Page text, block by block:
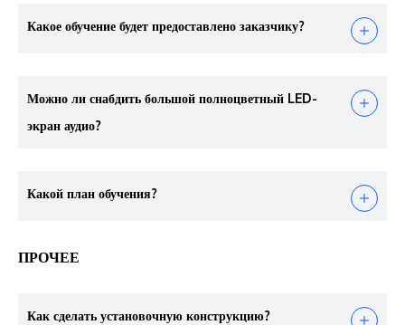
Какое обучение будет предоставлено заказчику?
Можно ли снабдить большой полноцветный LED-
экран аудио?
Какой план обучения?
ПРОЧЕЕ
Как сделать установочную конструкцию?